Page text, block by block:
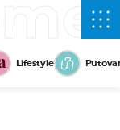
Lifestyle